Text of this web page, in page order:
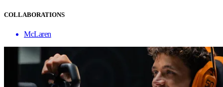
COLLABORATIONS
McLaren